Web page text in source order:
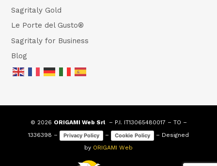
Sagritaly Gold
Le Porte del Gusto®
Sagritaly for Business
Blog
© 2026 ORIGAMI Web Srl– P.I. IT13065480017 – TO –
1336398 –
Privacy Policy – Cookie Policy
– Designed
by ORIGAMI Web